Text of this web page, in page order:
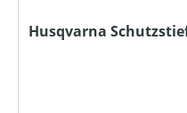
Husqvarna